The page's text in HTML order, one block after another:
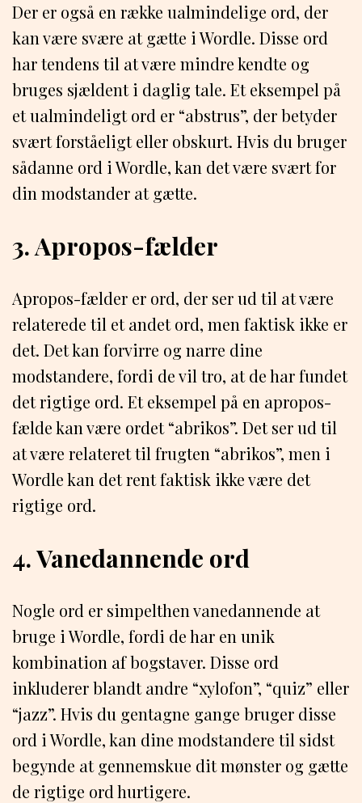
Der er også en række ualmindelige ord, der
kan være svære at gætte i Wordle. Disse ord
har tendens til at være mindre kendte og
bruges sjældent i daglig tale. Et eksempel på
et ualmindeligt ord er “abstrus”, der betyder
svært forståeligt eller obskurt. Hvis du bruger
sådanne ord i Wordle, kan det være svært for
din modstander at gætte.
3. Apropos-fælder
Apropos-fælder er ord, der ser ud til at være
relaterede til et andet ord, men faktisk ikke er
det. Det kan forvirre og narre dine
modstandere, fordi de vil tro, at de har fundet
det rigtige ord. Et eksempel på en apropos-
fælde kan være ordet “abrikos”. Det ser ud til
at være relateret til frugten “abrikos”, men i
Wordle kan det rent faktisk ikke være det
rigtige ord.
4. Vanedannende ord
Nogle ord er simpelthen vanedannende at
bruge i Wordle, fordi de har en unik
kombination af bogstaver. Disse ord
inkluderer blandt andre “xylofon”, “quiz” eller
“jazz”. Hvis du gentagne gange bruger disse
ord i Wordle, kan dine modstandere til sidst
begynde at gennemskue dit mønster og gætte
de rigtige ord hurtigere.